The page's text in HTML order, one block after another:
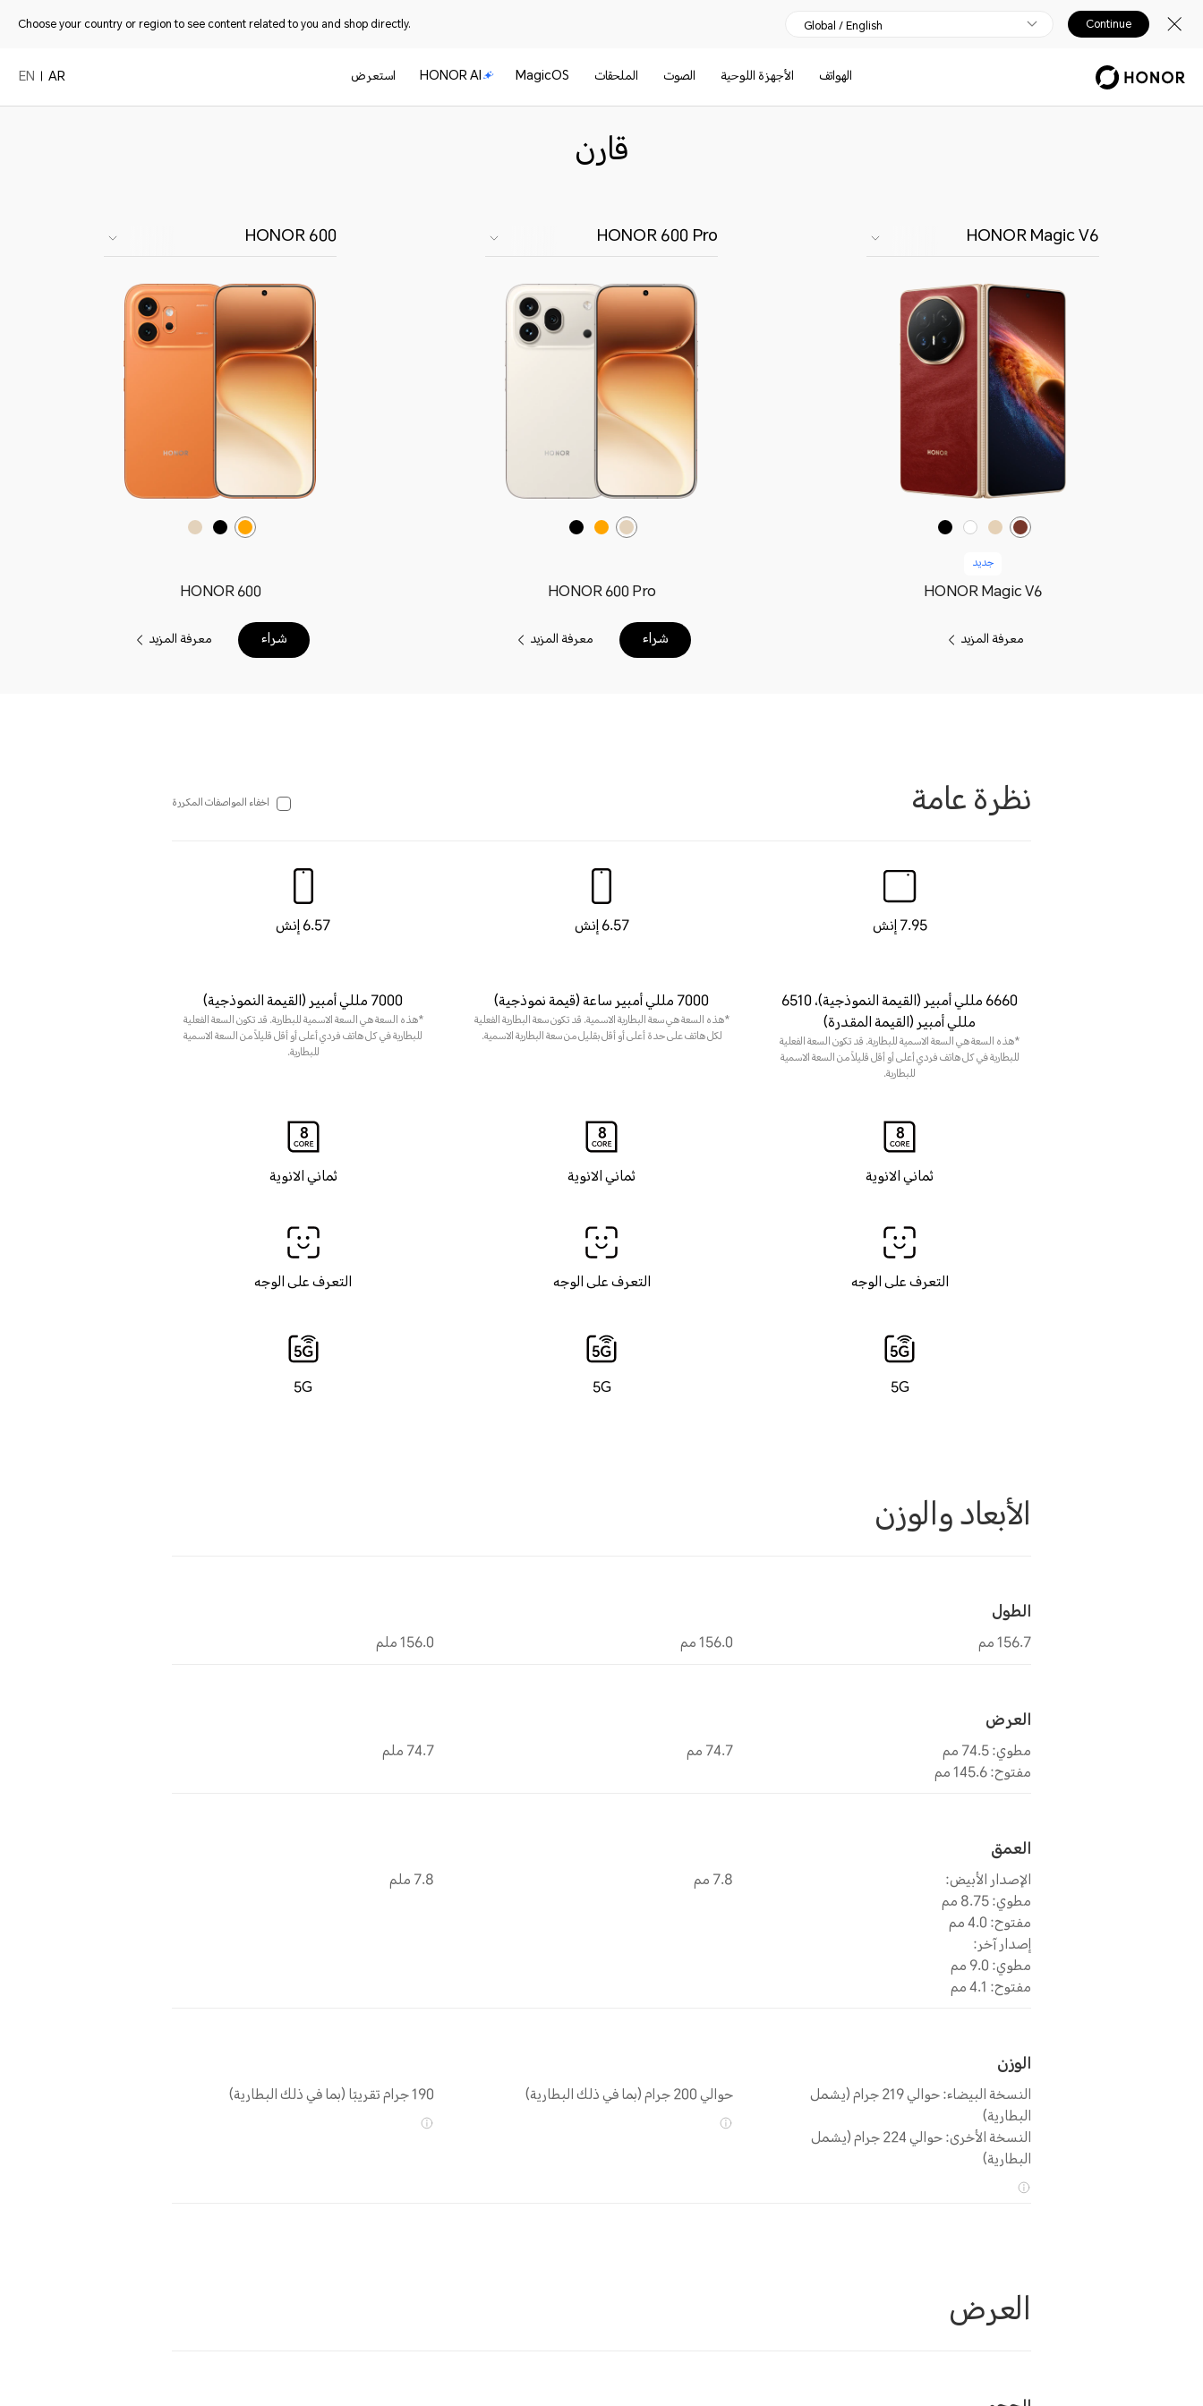
Choose your country or region to see content related to you and shop directly. Global / English Continue
الهواتف الأجهزة اللوحية الصوت الملحقات MagicOS
HONOR AI استعرض AR
EN
قارن
HONOR Magic V6
HONOR 600 Pro
HONOR 600
جديد
HONOR Magic V6
معرفة المزيد
HONOR 600 Pro
شراء
معرفة المزيد
HONOR 600
شراء
معرفة المزيد
نظرة عامة اخفاء المواصفات المكررة
7.95 إنش
6660 مللي أمبير (القيمة النموذجية)، 6510
مللي أمبير (القيمة المقدرة)
*هذه السعة هي السعة الاسمية للبطارية. قد تكون السعة الفعلية
للبطارية في كل هاتف فردي أعلى أو أقل قليلاً من السعة الاسمية
للبطارية.
ثماني الانوية
التعرف على الوجه
5G
6.57 إنش
7000 مللي أمبير ساعة (قيمة نموذجية)
*هذه السعة هي سعة البطارية الاسمية. قد تكون سعة البطارية الفعلية
لكل هاتف على حدة أعلى أو أقل بقليل من سعة البطارية الاسمية.
ثماني الانوية
التعرف على الوجه
5G
6.57 إنش
7000 مللي أمبير (القيمة النموذجية)
*هذه السعة هي السعة الاسمية للبطارية. قد تكون السعة الفعلية
للبطارية في كل هاتف فردي أعلى أو أقل قليلاً من السعة الاسمية
للبطارية.
ثماني الانوية
التعرف على الوجه
5G
الأبعاد والوزن
الطول
156.7 مم
العرض
مطوي: 74.5 مم
مفتوح: 145.6 مم
العمق
الإصدار الأبيض:
مطوي: 8.75 مم
مفتوح: 4.0 مم
إصدار آخر:
مطوي: 9.0 مم
مفتوح: 4.1 مم
الوزن
النسخة البيضاء: حوالي 219 جرام (يشمل
البطارية)
النسخة الأخرى: حوالي 224 جرام (يشمل
البطارية)
156.0 مم
74.7 مم
7.8 مم
حوالي 200 جرام (بما في ذلك البطارية)
156.0 ملم
74.7 ملم
7.8 ملم
190 جرام تقريبًا (بما في ذلك البطارية)
العرض